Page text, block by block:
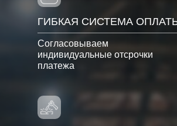
ГИБКАЯ СИСТЕМА
Согласовываем
индивидуальные отсрочки
платежа